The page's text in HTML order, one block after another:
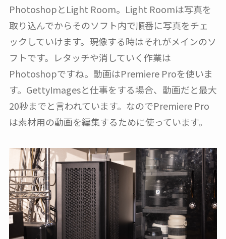
PhotoshopとLight Room。Light Roomは写真を
取り込んでからそのソフト内で順番に写真をチェ
ックしていけます。現像する時はそれがメインのソ
フトです。レタッチや消していく作業は
Photoshopですね。動画はPremiere Proを使いま
す。GettyImagesと仕事をする場合、動画だと最大
20秒までと言われています。なのでPremiere Pro
は素材用の動画を編集するために使っています。